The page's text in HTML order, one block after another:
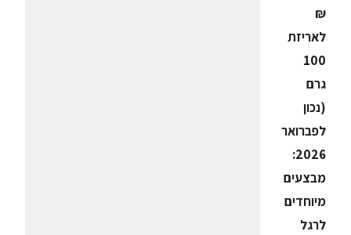
₪
לאריזת
100
גרם
(נכון
לפברואר
2026:
מבצעים
מיוחדים
לרגל